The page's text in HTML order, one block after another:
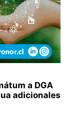
a DGA
adicionales